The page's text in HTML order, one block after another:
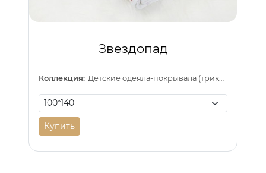
Звездопад
Коллекция:
Купить